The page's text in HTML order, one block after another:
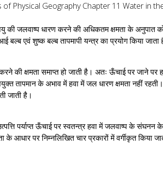
की जलवाष्प धारण करने की अधिकतम क्षमता के अनुपात
एवं शुष्क बल्ब तापमापी यन्त्र का प्रयोग किया जाता
की क्षमता समाप्त हो जाती है। अतः ऊँचाई पर जाने पर
तापमान के अभाव में हवा में जल धारण क्षमता नहीं
जाती है।
पर्याप्त ऊँचाई पर स्वतन्त्र हवा में जलवाष्प के संघनन के
के आधार पर निम्नलिखित चार प्रकारों में वर्गीकृत किया